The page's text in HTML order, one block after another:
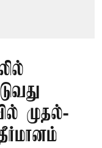
முதல்-